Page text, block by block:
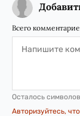
Всего
Осталось
Авторизуйтесь,